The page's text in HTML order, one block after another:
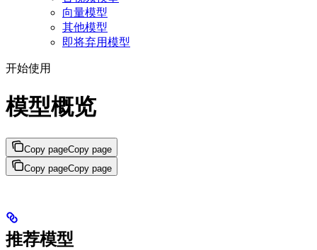
向量模型
其他模型
即将弃用模型
开始使用
模型概览
Copy pageCopy page
Copy pageCopy page
推荐模型